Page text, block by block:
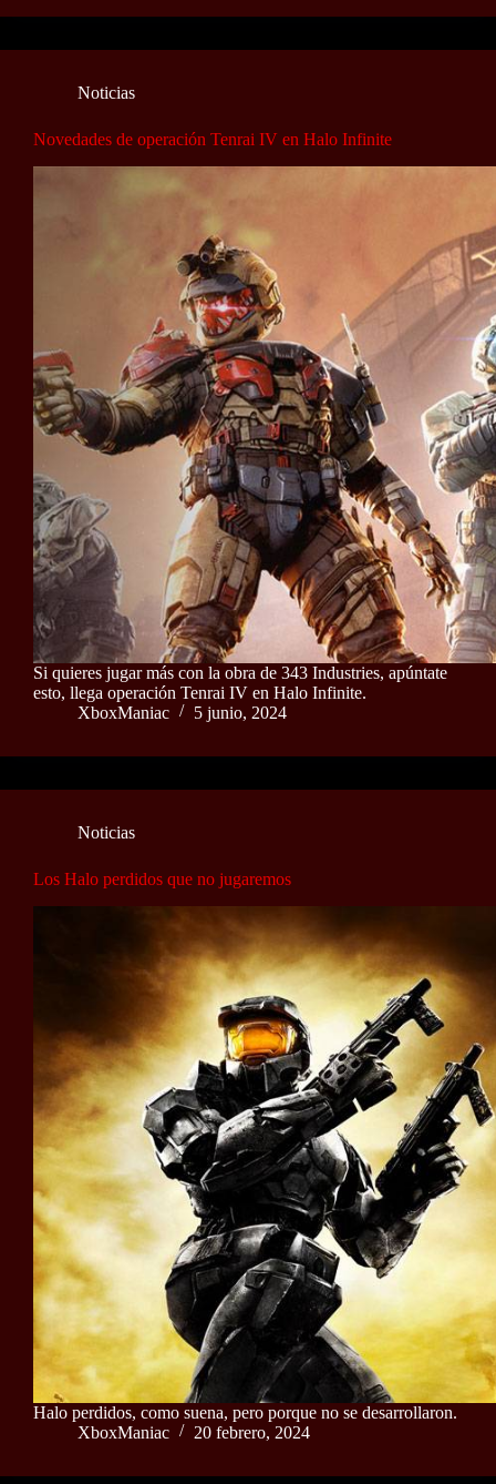
Noticias
Novedades de operación Tenrai IV en Halo Infinite
Si quieres jugar más con la obra de 343 Industries, apúntate
esto, llega operación Tenrai IV en Halo Infinite.
XboxManiac
5 junio, 2024
Noticias
Los Halo perdidos que no jugaremos
Halo perdidos, como suena, pero porque no se desarrollaron.
XboxManiac
20 febrero, 2024